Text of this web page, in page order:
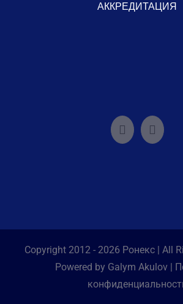
АККРЕДИТАЦИЯ
Copyright 2012 - 2026 Ронекс | All
Powered by Galym Akulov |